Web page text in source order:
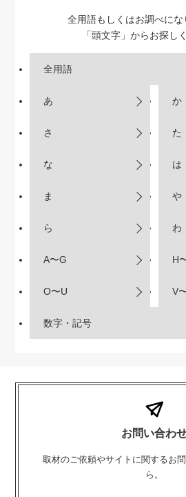
全用語もしくはお調べに
「頭文字」からお探し
全用語
あ か
さ た
な は
ま や
ら わ
A〜G H
O〜U V
数字・記号
お問い合わ
取材のご依頼やサイトに関するお
ら。